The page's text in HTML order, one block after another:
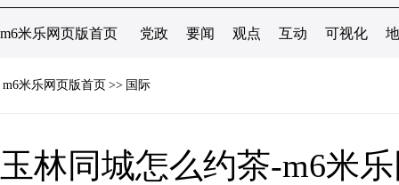
m6米乐网页版首页 党政 要闻 观点 互动 可视化
m6米乐网页版首页 >> 国际
玉林同城怎么约茶-m6米